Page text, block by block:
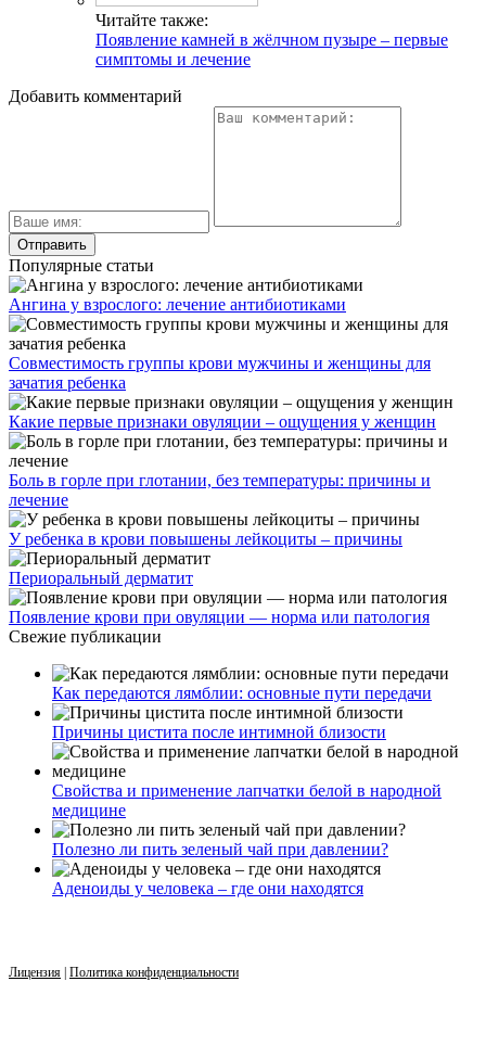
Читайте также:
Появление камней в жёлчном пузыре – первые
симптомы и лечение
Добавить комментарий
Популярные статьи
Ангина у взрослого: лечение антибиотиками
Совместимость группы крови мужчины и женщины для
зачатия ребенка
Какие первые признаки овуляции – ощущения у женщин
Боль в горле при глотании, без температуры: причины и
лечение
У ребенка в крови повышены лейкоциты – причины
Периоральный дерматит
Появление крови при овуляции — норма или патология
Свежие публикации
Как передаются лямблии: основные пути передачи
Причины цистита после интимной близости
Свойства и применение лапчатки белой в народной
медицине
Полезно ли пить зеленый чай при давлении?
Аденоиды у человека – где они находятся
Лицензия Политика конфиденциальности